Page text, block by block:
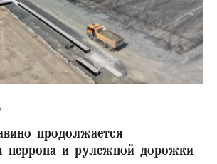
продолжается
перрона и рулежной дорожки